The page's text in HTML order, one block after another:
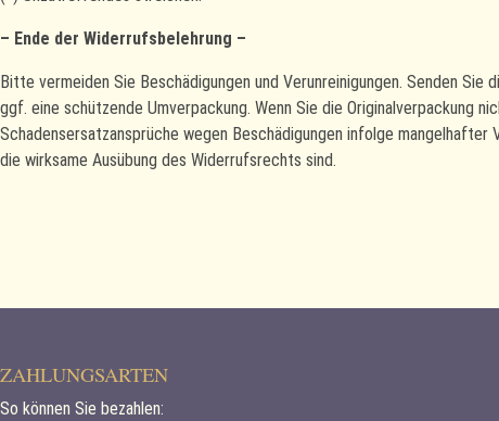
– Ende der Widerrufsbelehrung –
Bitte vermeiden Sie Beschädigungen und Verunreinigungen. Senden
ggf. eine schützende Umverpackung. Wenn Sie die Originalverpackung
Schadensersatzansprüche wegen Beschädigungen infolge
die wirksame Ausübung des Widerrufsrechts sind.
ZAHLUNGSARTEN
So können Sie bezahlen: